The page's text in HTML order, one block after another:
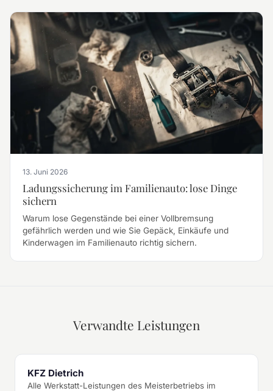
13. Juni 2026
Ladungssicherung im Familienauto: lose Dinge
sichern
Warum lose Gegenstände bei einer Vollbremsung
gefährlich werden und wie Sie Gepäck, Einkäufe und
Kinderwagen im Familienauto richtig sichern.
Verwandte Leistungen
KFZ Dietrich
Alle Werkstatt-Leistungen des Meisterbetriebs im